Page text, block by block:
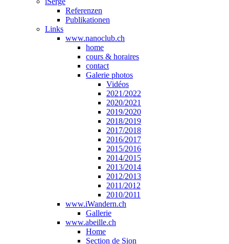
Referenzen
Publikationen
Links
www.nanoclub.ch
home
cours & horaires
contact
Galerie photos
Vidéos
2021/2022
2020/2021
2019/2020
2018/2019
2017/2018
2016/2017
2015/2016
2014/2015
2013/2014
2012/2013
2011/2012
2010/2011
www.iWandern.ch
Gallerie
www.abeille.ch
Home
Section de Sion